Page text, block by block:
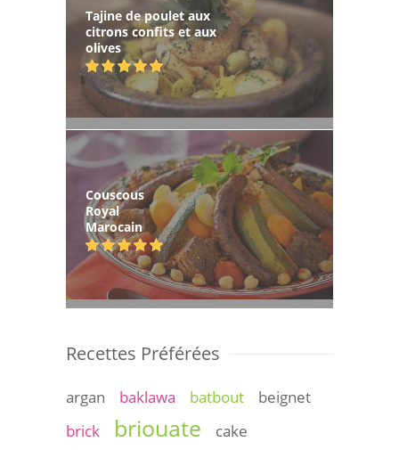
Tajine de poulet aux
citrons confits et aux
olives
Couscous
Royal
Marocain
Recettes Préférées
argan baklawa batbout
beignet
brick
briouate
cake